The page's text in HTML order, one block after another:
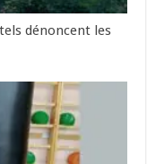
dénoncent les